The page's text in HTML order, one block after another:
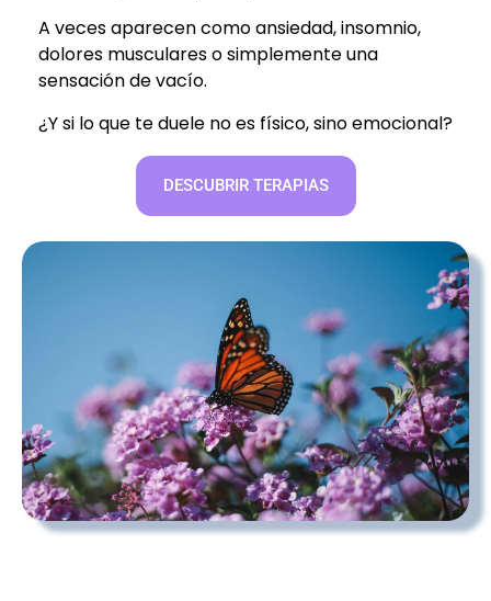
A veces aparecen como ansiedad, insomnio,
dolores musculares o simplemente una
sensación de vacío.
¿Y si lo que te duele no es físico, sino emocional?
DESCUBRIR TERAPIAS